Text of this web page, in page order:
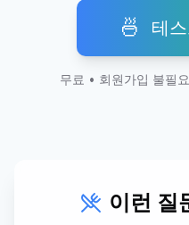
🍜 테
무료 • 회원가입 불필
이런 질